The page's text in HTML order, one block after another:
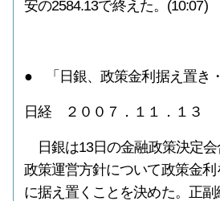
安の2584.13で終えた。(10:07)
● 「日銀、政策金利据え置き
日経 ２００７．１１．１３
日銀は13日の金融政策決定
政策運営方針について政策金
に据え置くことを決めた。正